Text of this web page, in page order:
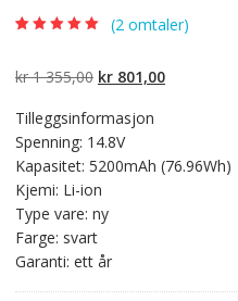
kundevurderinger
(2omtaler)
kr1 355,00 Opprinnelig
var:
kr 1
355,00.
kr801,00Nåværende
Tilleggsinformasjon
Spenning: 14.8V
Kapasitet: 5200mAh (76.96Wh)
Kjemi: Li-ion
Type vare: ny
Farge: svart
Garanti: ett år